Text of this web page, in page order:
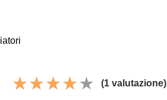
(1 valutazione)